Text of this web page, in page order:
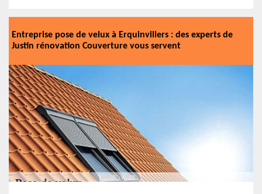
Entreprise pose de velux à Erquinvillers : des experts de
Justin rénovation Couverture vous servent